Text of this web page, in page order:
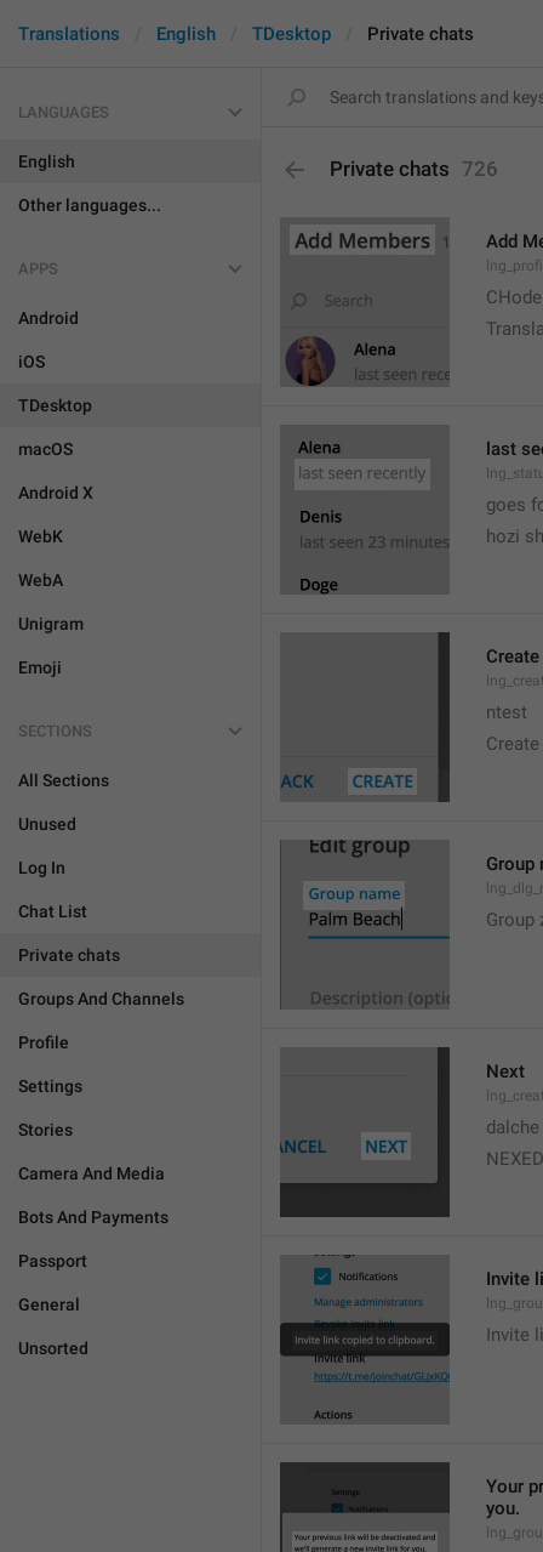
Translations English TDesktop Private chats
LANGUAGES
English
Other languages...
APPS
Android
iOS
TDesktop
macOS
Android X
WebK
WebA
Unigram
Emoji
SECTIONS
All Sections
Unused
Log In
Chat List
Private chats
Groups And Channels
Profile
Settings
Stories
Camera And Media
Bots And Payments
Passport
General
Unsorted
Private chats 726
Add
last
goes
hozi
Create
ntest
Group
Group
Next
dalche
NEXED
Invite
Invite
Your
you.